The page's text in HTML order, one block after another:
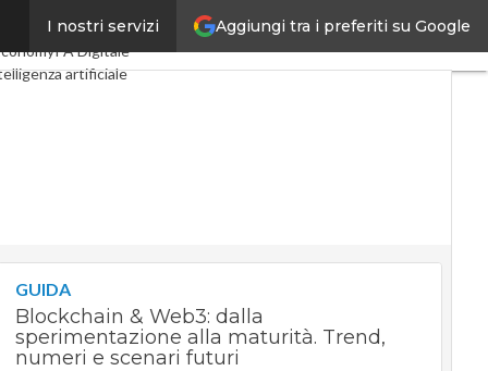
Aggiungi tra i preferiti su Google
I nostri servizi
EconomyTelco
PA Digitale
artificiale
GUIDA
Blockchain & Web3: dalla
sperimentazione alla maturità. Trend,
numeri e scenari futuri